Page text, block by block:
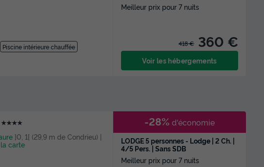
Piscine intérieure chauffée
Meilleur prix pour 7 nuits
418 € 360 €
Voir les hébergements
★★★★
]0, 1[ (29,9 m de Condrieu) |
carte
LODGE 5 personnes - Lodge | 2 Ch. |
4/5 Pers. | Sans SDB
Meilleur prix pour 7 nuits
-28% d'économie